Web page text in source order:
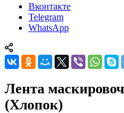
Вконтакте
Telegram
WhatsApp
Лента
(Хлопок)